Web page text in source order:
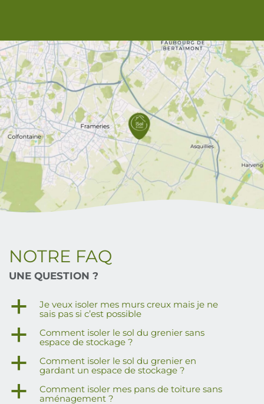
NOTRE FAQ
UNE QUESTION ?
a
Je veux isoler mes murs creux mais je ne
sais pas si c’est possible
a
Comment isoler le sol du grenier sans
espace de stockage ?
a
Comment isoler le sol du grenier en
gardant un espace de stockage ?
a
Comment isoler mes pans de toiture sans
aménagement ?